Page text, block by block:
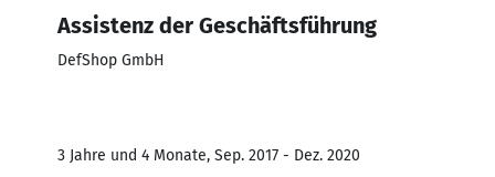
Assistenz der Geschäftsführung
DefShop GmbH
3 Jahre und 4 Monate, Sep. 2017 - Dez. 2020